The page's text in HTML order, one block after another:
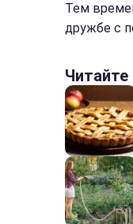
Тем
дружбе с